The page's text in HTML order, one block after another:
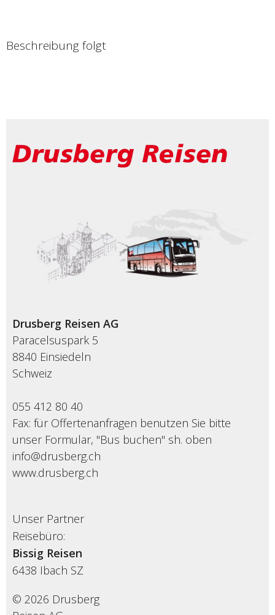
Beschreibung folgt
Drusberg Reisen AG
Paracelsuspark 5
8840 Einsiedeln
Schweiz
055 412 80 40
Fax: für Offertenanfragen benutzen Sie bitte
unser Formular, "Bus buchen" sh. oben
info@drusberg.ch
www.drusberg.ch
Unser Partner
Reisebüro:
Bissig Reisen
6438 Ibach SZ
© 2026 Drusberg